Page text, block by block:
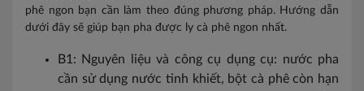
phê ngon bạn cần làm theo đúng phương pháp. Hướng dẫn
dưới đây sẽ giúp bạn pha được ly cà phê ngon nhất.
B1: Nguyên liệu và công cụ dụng cụ: nước pha
cần sử dụng nước tinh khiết, bột cà phê còn hạn